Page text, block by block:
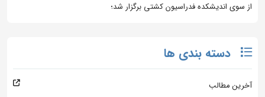
از سوی اندیشکده فدراسیون کشتی برگزار شد؛
دسته بندی ها
آخرین مطالب